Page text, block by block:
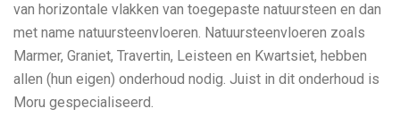
van horizontale vlakken van toegepaste natuursteen en dan
met name natuursteenvloeren. Natuursteenvloeren zoals
Marmer, Graniet, Travertin, Leisteen en Kwartsiet, hebben
allen (hun eigen) onderhoud nodig. Juist in dit onderhoud is
Moru gespecialiseerd.